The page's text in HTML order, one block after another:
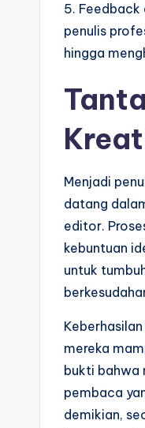
5. Feedback
penulis
hingga
Menjadi
datang
editor.
kebuntuan
untuk
mereka
bukti bahwa
pembaca
demikian,